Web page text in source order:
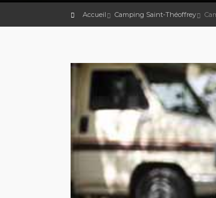
Accueil Camping Saint-Théoffrey